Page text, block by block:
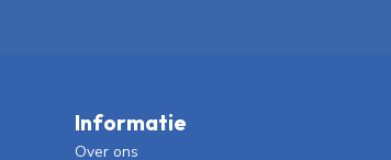
Informatie
Over ons